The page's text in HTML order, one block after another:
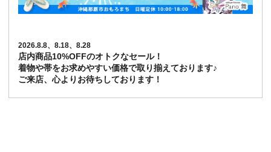
2026.8.8、8.18、8.28
店内商品10%OFFのオトクなセール！
着物や帯をお求めやすい価格で取り揃えております♪
ご来店、心よりお待ちしております！